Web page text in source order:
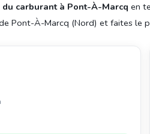
du carburant à Pont-À-Marcq en
Pont-À-Marcq (Nord) et faites le